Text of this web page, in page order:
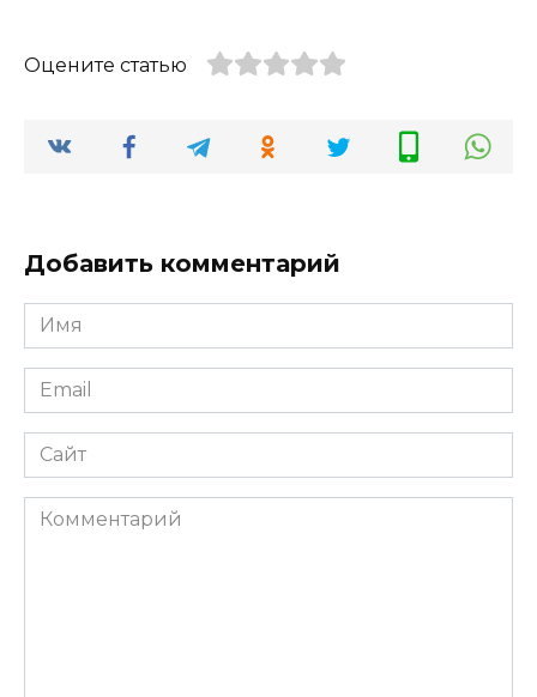
Оцените статью
Добавить комментарий
Имя
Email
Сайт
Комментарий